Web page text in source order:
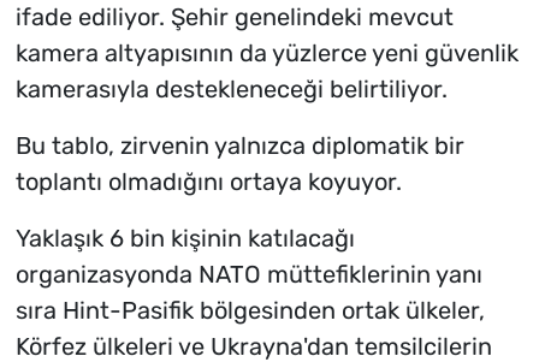
ifade ediliyor. Şehir genelindeki mevcut
kamera altyapısının da yüzlerce yeni güvenlik
kamerasıyla destekleneceği belirtiliyor.
Bu tablo, zirvenin yalnızca diplomatik bir
toplantı olmadığını ortaya koyuyor.
Yaklaşık 6 bin kişinin katılacağı
organizasyonda NATO müttefiklerinin yanı
sıra Hint-Pasifik bölgesinden ortak ülkeler,
Körfez ülkeleri ve Ukrayna'dan temsilcilerin